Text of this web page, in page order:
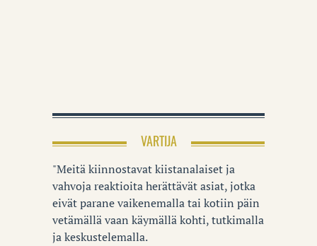
VARTIJA
"Meitä kiinnostavat kiistanalaiset ja
vahvoja reaktioita herättävät asiat, jotka
eivät parane vaikenemalla tai kotiin päin
vetämällä vaan käymällä kohti, tutkimalla
ja keskustelemalla.